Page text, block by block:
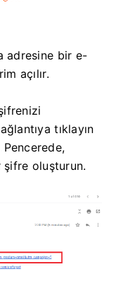
adresine bir e-
açılır.
tıklayın
Pencerede,
oluşturun.